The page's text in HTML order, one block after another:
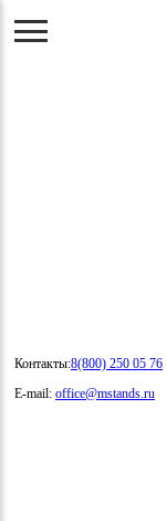
Контакты:8(800) 250 05 76
E-mail: office@mstands.ru